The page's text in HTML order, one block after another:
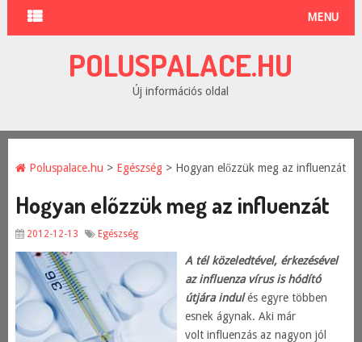
MENU
POLUSPALACE.HU
Új információs oldal
Poluspalace.hu > Egészség> Hogyan előzzük meg az influenzát
Hogyan előzzük meg az influenzát
2012-12-13 Egészség
A tél közeledtével, érkezésével
az influenza vírus is hódító
útjára indulés egyre többen
esnek ágynak. Aki már
volt influenzás az nagyon jól